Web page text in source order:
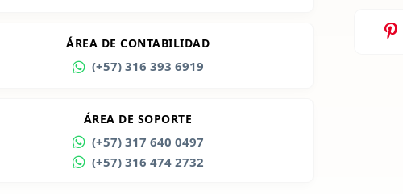
ÁREA DE CONTABILIDAD
(+57) 316 393 6919
ÁREA DE SOPORTE
(+57) 317 640 0497
(+57) 316 474 2732